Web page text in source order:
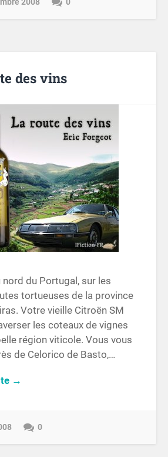
2008 0
des vins
nord du Portugal, sur les
tortueuses de la province
Votre vieille Citroën SM
les coteaux de vignes
région viticole. Vous vous
de Celorico de Basto,…
→
0